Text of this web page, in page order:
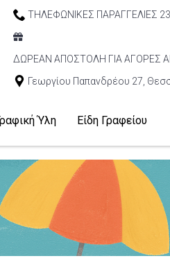
ΤΗΛΕΦΩΝΙΚΕΣ ΠΑΡΑΓΓΕΛΙΕΣ
ΔΩΡΕΑΝ ΑΠΟΣΤΟΛΗ ΓΙΑ ΑΓΟΡΕΣ
Γεωργίου Παπανδρέου 27,
Ύλη Είδη Γραφείου